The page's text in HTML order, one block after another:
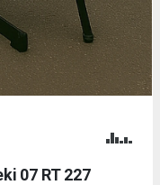
07 RT 227